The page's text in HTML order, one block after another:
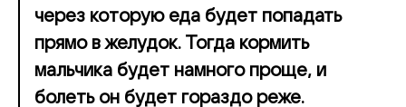
через которую еда будет попадать
прямо в желудок. Тогда кормить
мальчика будет намного проще, и
болеть он будет гораздо реже.